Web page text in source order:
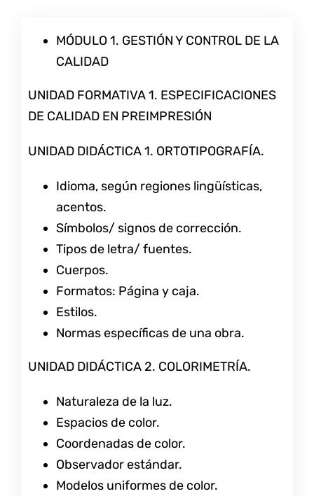
MÓDULO 1. GESTIÓN Y CONTROL DE LA
CALIDAD
UNIDAD FORMATIVA 1. ESPECIFICACIONES
DE CALIDAD EN PREIMPRESIÓN
UNIDAD DIDÁCTICA 1. ORTOTIPOGRAFÍA.
Idioma, según regiones lingüísticas,
acentos.
Símbolos/ signos de corrección.
Tipos de letra/ fuentes.
Cuerpos.
Formatos: Página y caja.
Estilos.
Normas específicas de una obra.
UNIDAD DIDÁCTICA 2. COLORIMETRÍA.
Naturaleza de la luz.
Espacios de color.
Coordenadas de color.
Observador estándar.
Modelos uniformes de color.